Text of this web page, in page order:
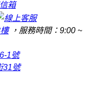
箱
，服務時間：9:00 ~
1號
31號